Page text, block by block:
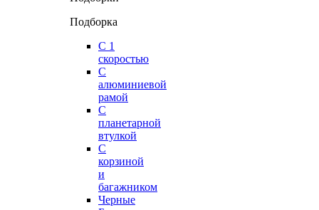
Подборка
С 1
скоростью
С
алюминиевой
рамой
С
планетарной
втулкой
С
корзиной
и
багажником
Черные